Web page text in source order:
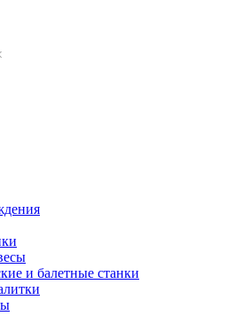
и балетные станки